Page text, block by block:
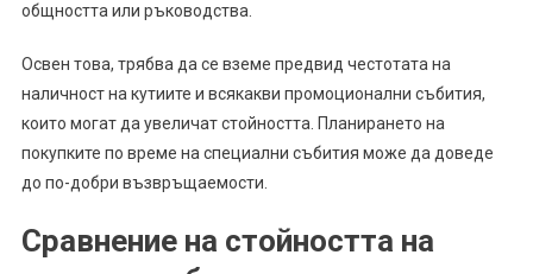
общността или ръководства.
Освен това, трябва да се вземе предвид честотата на
наличност на кутиите и всякакви промоционални събития,
които могат да увеличат стойността. Планирането на
покупките по време на специални събития може да доведе
до по-добри възвръщаемости.
Сравнение на стойността на